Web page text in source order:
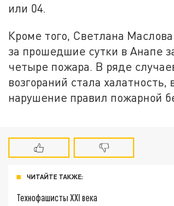
или 04.
Кроме того, Светлана
за прошедшие сутки в Анапе
четыре пожара. В ряде
возгораний стала халатность,
нарушение правил пожарной
ЧИТАЙТЕ ТАКЖЕ:
Технофашисты XXI века